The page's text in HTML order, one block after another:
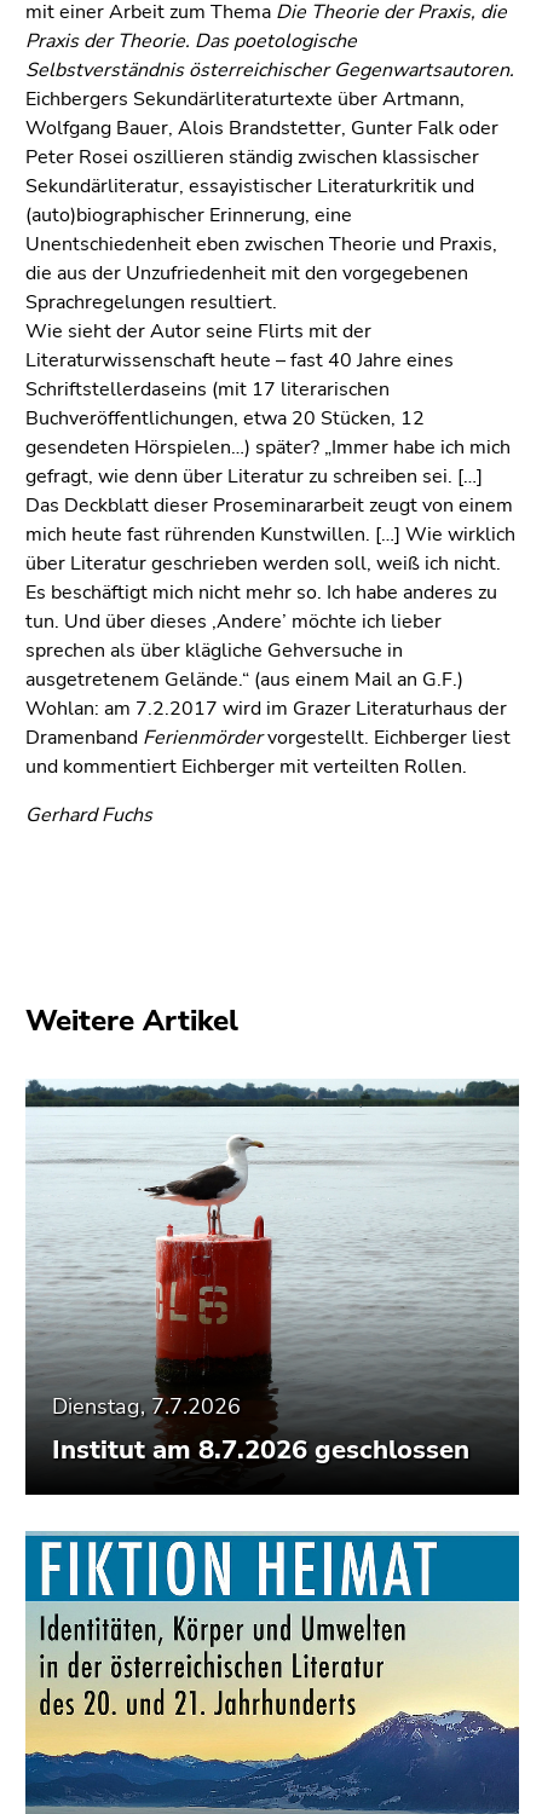
mit einer Arbeit zum Thema Die Theorie der Praxis, die
Praxis der Theorie. Das poetologische
Selbstverständnis österreichischer Gegenwartsautoren.
Eichbergers Sekundärliteraturtexte über Artmann,
Wolfgang Bauer, Alois Brandstetter, Gunter Falk oder
Peter Rosei oszillieren ständig zwischen klassischer
Sekundärliteratur, essayistischer Literaturkritik und
(auto)biographischer Erinnerung, eine
Unentschiedenheit eben zwischen Theorie und Praxis,
die aus der Unzufriedenheit mit den vorgegebenen
Sprachregelungen resultiert.
Wie sieht der Autor seine Flirts mit der
Literaturwissenschaft heute – fast 40 Jahre eines
Schriftstellerdaseins (mit 17 literarischen
Buchveröffentlichungen, etwa 20 Stücken, 12
gesendeten Hörspielen…) später? „Immer habe ich mich
gefragt, wie denn über Literatur zu schreiben sei. […]
Das Deckblatt dieser Proseminararbeit zeugt von einem
mich heute fast rührenden Kunstwillen. […] Wie wirklich
über Literatur geschrieben werden soll, weiß ich nicht.
Es beschäftigt mich nicht mehr so. Ich habe anderes zu
tun. Und über dieses ‚Andere’ möchte ich lieber
sprechen als über klägliche Gehversuche in
ausgetretenem Gelände.“ (aus einem Mail an G.F.)
Wohlan: am 7.2.2017 wird im Grazer Literaturhaus der
Dramenband Ferienmördervorgestellt. Eichberger liest
und kommentiert Eichberger mit verteilten Rollen.
Gerhard Fuchs
Weitere Artikel
Dienstag, 7.7.2026
Institut am 8.7.2026 geschlossen